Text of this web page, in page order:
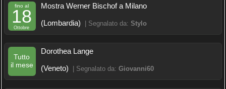
fino al
18
Ottobre
Mostra Werner Bischof a Milano
(Lombardia)
| Segnalato da: Stylo
Tutto
il mese
Dorothea Lange
(Veneto)
| Segnalato da: Giovanni60